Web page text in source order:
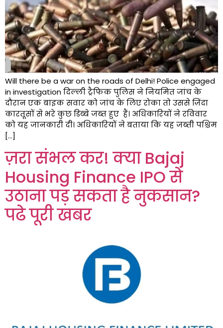
Will there be a war on the roads of Delhi! Police engaged
in investigation दिल्ली ट्रैफिक पुलिस ने नियमित जांच के
दौरान एक बाइक सवार को जांच के लिए रोका तो उससे ज़िंदा
कारतूसों से भरे कुछ डिब्बे जब्त हुए हैं। अधिकारियों ने रविवार
को यह जानकारी दी। अधिकारियों ने बताया कि यह जब्ती पश्चिम
[…]
ज़रा संभल कर! क्या Bajaj
Housing Finance IPO से
उठाना पड़ सकता है नुकसान?
पढे पूरी खबर